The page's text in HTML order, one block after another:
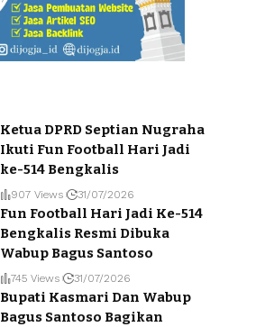
Ketua DPRD Septian Nugraha
Ikuti Fun Football Hari Jadi
ke-514 Bengkalis
907 Views 31/07/2026
Fun Football Hari Jadi Ke-514
Bengkalis Resmi Dibuka
Wabup Bagus Santoso
745 Views 31/07/2026
Bupati Kasmari Dan Wabup
Bagus Santoso Bagikan